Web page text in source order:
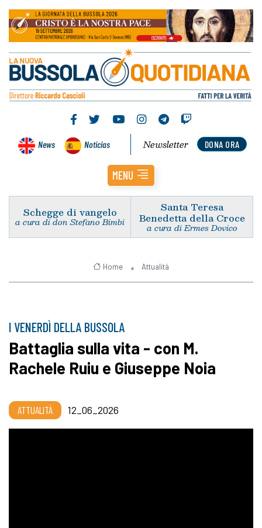
News Noticias DONA ORA
Newsletter
MENU
Schegge di vangelo
a cura di don Stefano Bimbi
Santa Teresa
Benedetta della Croce
a cura di Ermes Dovico
Home Attualità
I VENERDÌ DELLA BUSSOLA
Battaglia sulla vita - con M.
Rachele Ruiu e Giuseppe Noia
ATTUALITÀ 12_06_2026